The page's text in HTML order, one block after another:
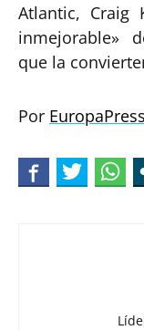
Atlantic, Craig
inmejorable»
que la
Por EuropaPress